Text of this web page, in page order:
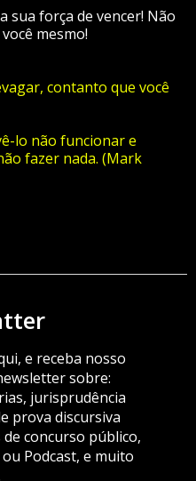
sua força de vencer! Não
mesmo!
contanto que você
lo não funcionar e
fazer nada. (Mark
e receba nosso
sobre:
jurisprudência
prova discursiva
concurso público,
Podcast, e muito